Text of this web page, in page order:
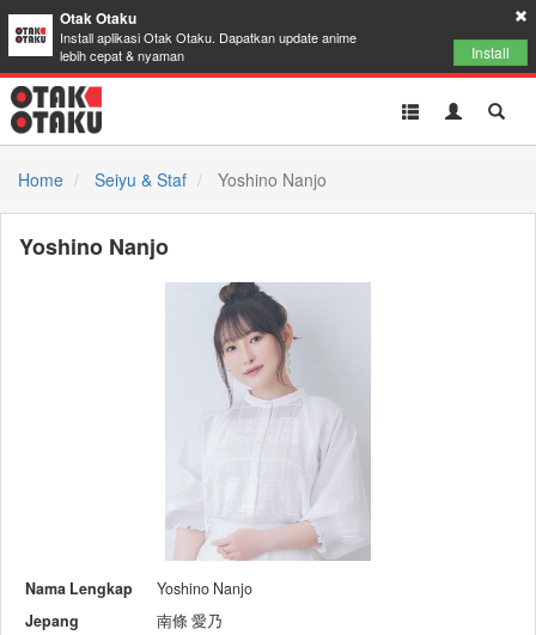
Otak Otaku
Install aplikasi Otak Otaku. Dapatkan update anime
lebih cepat & nyaman
Install
Toggle
Toggle
Home
Seiyu & Staf Yoshino Nanjo
Yoshino Nanjo
Nama Lengkap
Yoshino Nanjo
Jepang
南條 愛乃